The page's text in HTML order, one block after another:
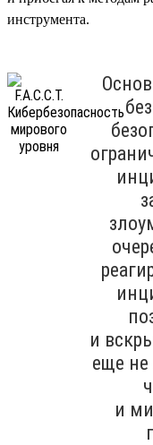
инструмента.
и
еще
и